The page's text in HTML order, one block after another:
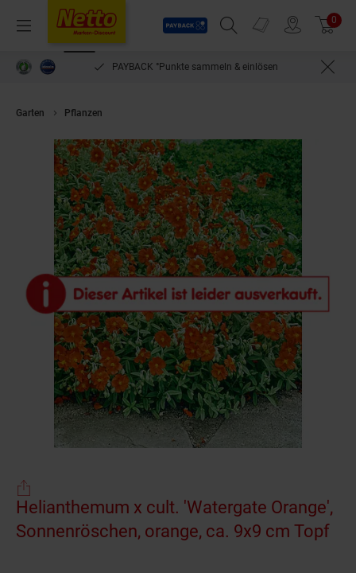
Menü
Payback
Suchfeld einblenden
Prospekte 0
PAYBACK °Punkte sammeln & einlösen
Garten Pflanzen
Helianthemum x cult. 'Watergate Orange',
Sonnenröschen, orange, ca. 9x9 cm Topf